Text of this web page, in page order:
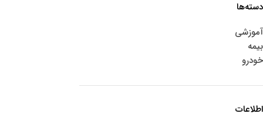
دسته‌ها
آموزشی
بیمه
خودرو
اطلاعات